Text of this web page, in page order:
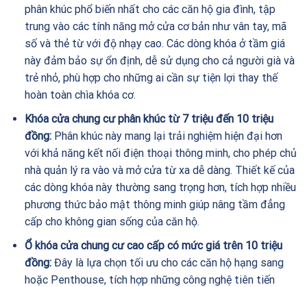
phân khúc phổ biến nhất cho các căn hộ gia đình, tập
trung vào các tính năng mở cửa cơ bản như vân tay, mã
số và thẻ từ với độ nhạy cao. Các dòng khóa ở tầm giá
này đảm bảo sự ổn định, dễ sử dụng cho cả người già và
trẻ nhỏ, phù hợp cho những ai cần sự tiện lợi thay thế
hoàn toàn chìa khóa cơ.
Khóa cửa chung cư phân khúc từ 7 triệu đến 10 triệu
đồng: Phân khúc này mang lại trải nghiệm hiện đại hơn
với khả năng kết nối điện thoại thông minh, cho phép chủ
nhà quản lý ra vào và mở cửa từ xa dễ dàng. Thiết kế của
các dòng khóa này thường sang trọng hơn, tích hợp nhiều
phương thức bảo mật thông minh giúp nâng tầm đẳng
cấp cho không gian sống của căn hộ.
Ổ khóa cửa chung cư cao cấp có mức giá trên 10 triệu
đồng: Đây là lựa chọn tối ưu cho các căn hộ hạng sang
hoặc Penthouse, tích hợp những công nghệ tiên tiến